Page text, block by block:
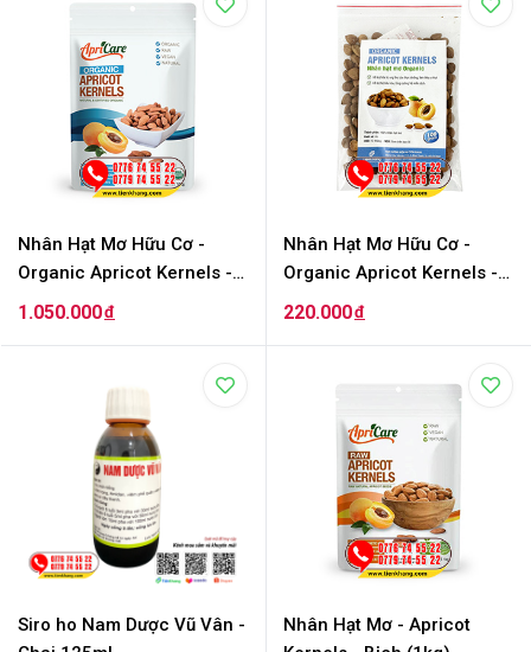
Nhân Hạt Mơ Hữu Cơ -
Organic Apricot Kernels -
Bịch (500gram)
1.050.000đ
Nhân Hạt Mơ Hữu Cơ -
Organic Apricot Kernels -
Bịch (100gram)
220.000đ
Siro ho Nam Dược Vũ Vân -
Nhân Hạt Mơ - Apricot